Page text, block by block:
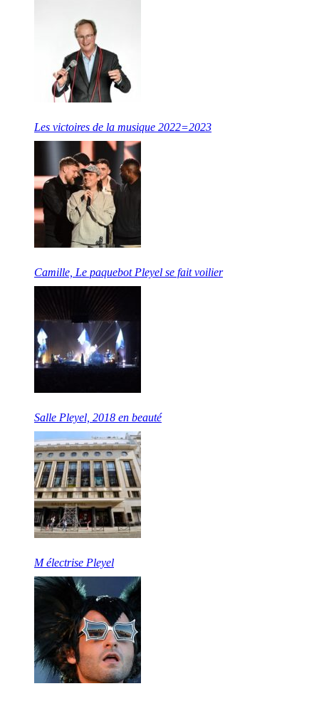
Les victoires de la musique 2022=2023
Camille, Le paquebot Pleyel se fait voilier
Salle Pleyel, 2018 en beauté
M électrise Pleyel